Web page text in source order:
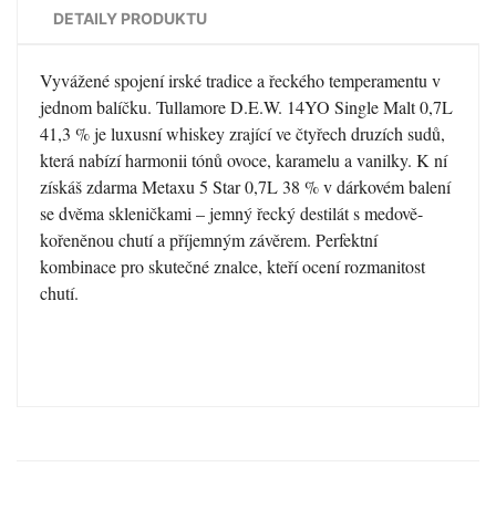
DETAILY PRODUKTU
Vyvážené spojení irské tradice a řeckého temperamentu v
jednom balíčku. Tullamore D.E.W. 14YO Single Malt 0,7L
41,3 % je luxusní whiskey zrající ve čtyřech druzích sudů,
která nabízí harmonii tónů ovoce, karamelu a vanilky. K ní
získáš zdarma Metaxu 5 Star 0,7L 38 % v dárkovém balení
se dvěma skleničkami – jemný řecký destilát s medově-
kořeněnou chutí a příjemným závěrem. Perfektní
kombinace pro skutečné znalce, kteří ocení rozmanitost
chutí.